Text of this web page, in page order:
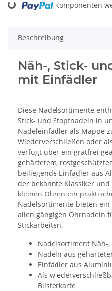
Loading... Komponenten
Beschreibung
Näh-, Stick-
mit Einfädler
Diese Nadelsortimente
Stick- und Stopfnadeln in
Nadeleinfädler als Mappe
Wiederverschließen oder
verfügt über ein gratfrei
gehärtetem,
beiliegende Einfädler aus
der bekannte Klassiker
kleinen Öhren ein
Nadelsortimente bieten
allen gängigen Öhrnadeln
Stickarbeiten.
Nadelsortiment Näh-
Nadeln aus
Einfädler aus
Als
Blisterkarte